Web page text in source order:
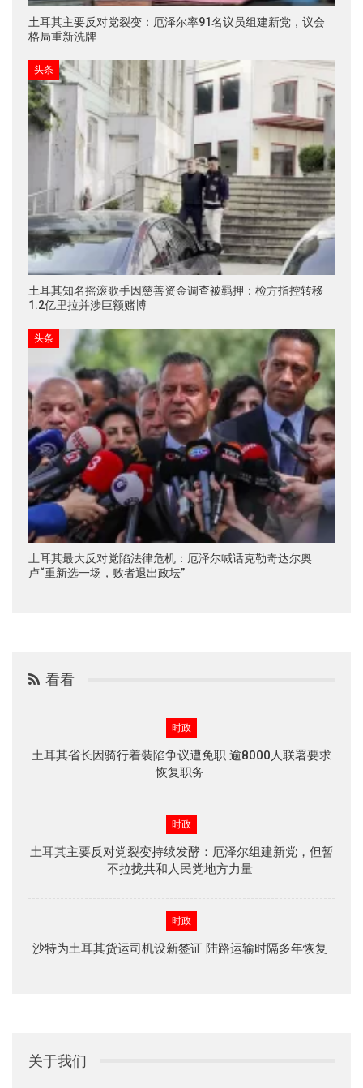
土耳其主要反对党裂变：厄泽尔率91名议员组建新党，议会
格局重新洗牌
头条
土耳其知名摇滚歌手因慈善资金调查被羁押：检方指控转移
1.2亿里拉并涉巨额赌博
头条
土耳其最大反对党陷法律危机：厄泽尔喊话克勒奇达尔奥
卢“重新选一场，败者退出政坛”
看看
时政
土耳其省长因骑行着装陷争议遭免职 逾8000人联署要求
恢复职务
时政
土耳其主要反对党裂变持续发酵：厄泽尔组建新党，但暂
不拉拢共和人民党地方力量
时政
沙特为土耳其货运司机设新签证 陆路运输时隔多年恢复
关于我们